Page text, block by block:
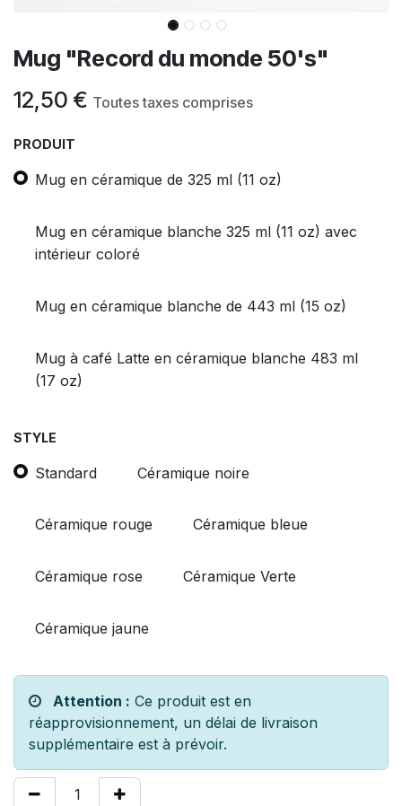
Mug "Record du monde 50's"
12,50 € Toutes taxes comprises
PRODUIT
Mug en céramique de 325 ml (11 oz)
Mug en céramique blanche 325 ml (11 oz) avec
intérieur coloré
Mug en céramique blanche de 443 ml (15 oz)
Mug à café Latte en céramique blanche 483 ml
(17 oz)
STYLE
Standard Céramique noire
Céramique rouge Céramique bleue
Céramique rose Céramique Verte
Céramique jaune
Attention : Ce produit est en
réapprovisionnement, un délai de livraison
supplémentaire est à prévoir.